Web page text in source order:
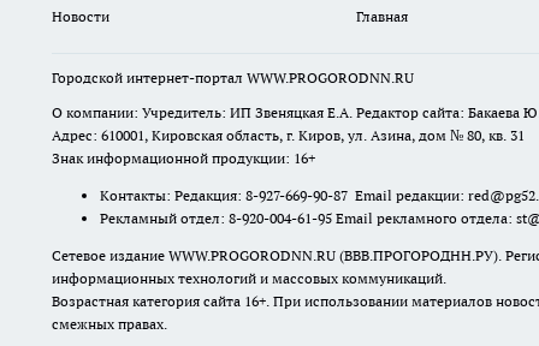
Новости
Главная
Городской интернет-портал WWW.PROGORODNN.RU
О компании: Учредитель: ИП Звеняцкая Е.А. Редактор сайта: Бакаева
Адрес: 610001, Кировская область, г. Киров, ул. Азина, дом № 80, кв. 31
Знак информационной продукции: 16+
Контакты: Редакция: 8-927-669-90-87 Email редакции:
Рекламный отдел: 8-920-004-61-95 Email рекламного отдела:
Сетевое издание WWW.PROGORODNN.RU (ВВВ.ПРОГОРОДНН.РУ).
информационных технологий и массовых коммуникаций.
Возрастная категория сайта 16+. При использовании материалов
смежных правах.